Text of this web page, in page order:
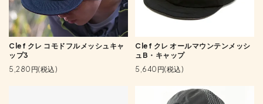
Clef クレ コモドフルメッシュキャ
ップ3
5,280円(税込)
Clef クレ オールマウンテンメッシ
ュB・キャップ
5,640円(税込)